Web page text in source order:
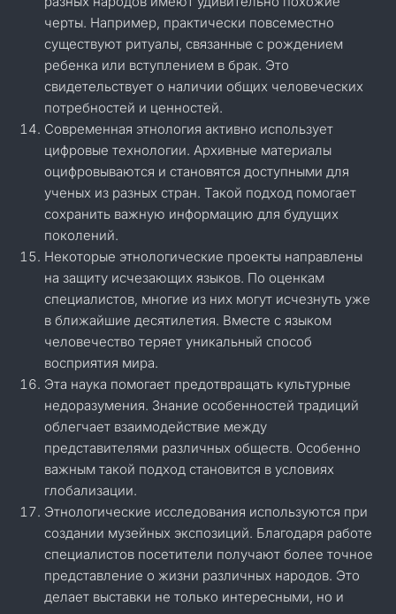
черты. Например, практически повсеместно
существуют ритуалы, связанные с рождением
ребенка или вступлением в брак. Это
свидетельствует о наличии общих человеческих
потребностей и ценностей.
Современная этнология активно использует
цифровые технологии. Архивные материалы
оцифровываются и становятся доступными для
ученых из разных стран. Такой подход помогает
сохранить важную информацию для будущих
поколений.
Некоторые этнологические проекты направлены
на защиту исчезающих языков. По оценкам
специалистов, многие из них могут исчезнуть уже
в ближайшие десятилетия. Вместе с языком
человечество теряет уникальный способ
восприятия мира.
Эта наука помогает предотвращать культурные
недоразумения. Знание особенностей традиций
облегчает взаимодействие между
представителями различных обществ. Особенно
важным такой подход становится в условиях
глобализации.
Этнологические исследования используются при
создании музейных экспозиций. Благодаря работе
специалистов посетители получают более точное
представление о жизни различных народов. Это
делает выставки не только интересными, но и